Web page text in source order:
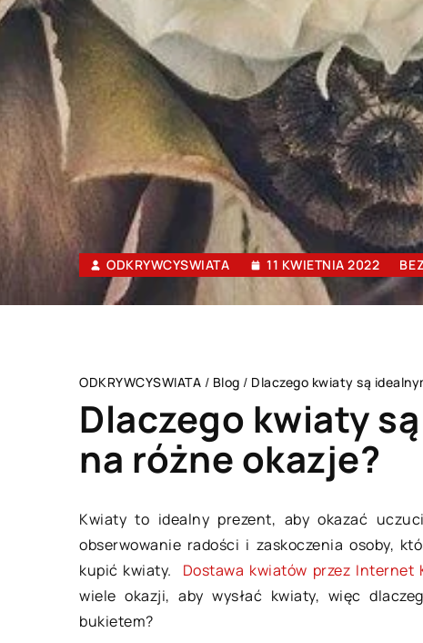
ODKRYWCYSWIATA 11 KWIETNIA 2022
ODKRYWCYSWIATA / Blog / Dlaczego kwiaty są
Dlaczego kwiaty
na różne okazje?
Kwiaty to idealny prezent, aby okazać
obserwowanie radości i zaskoczenia osoby,
kupić kwiaty. Dostawa kwiatów przez Internet
wiele okazji, aby wysłać kwiaty, więc
bukietem?
specjalizacje są możliwe po
prawniczych?
kierunki studiów prawniczych